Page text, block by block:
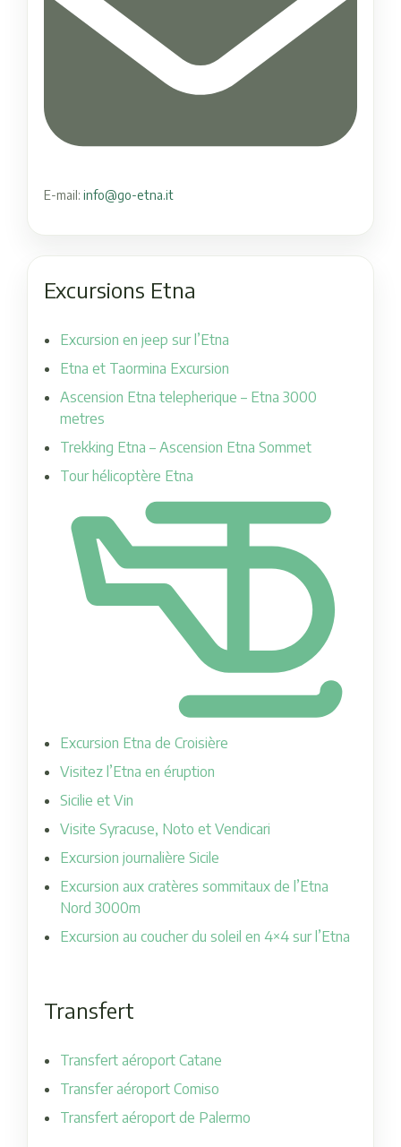
E-mail: info@go-etna.it
Excursions Etna
Excursion en jeep sur l’Etna
Etna et Taormina Excursion
Ascension Etna telepherique – Etna 3000
metres
Trekking Etna – Ascension Etna Sommet
Tour hélicoptère Etna
Excursion Etna de Croisière
Visitez l’Etna en éruption
Sicilie et Vin
Visite Syracuse, Noto et Vendicari
Excursion journalière Sicile
Excursion aux cratères sommitaux de l’Etna
Nord 3000m
Excursion au coucher du soleil en 4×4 sur l’Etna
Transfert
Transfert aéroport Catane
Transfer aéroport Comiso
Transfert aéroport de Palermo